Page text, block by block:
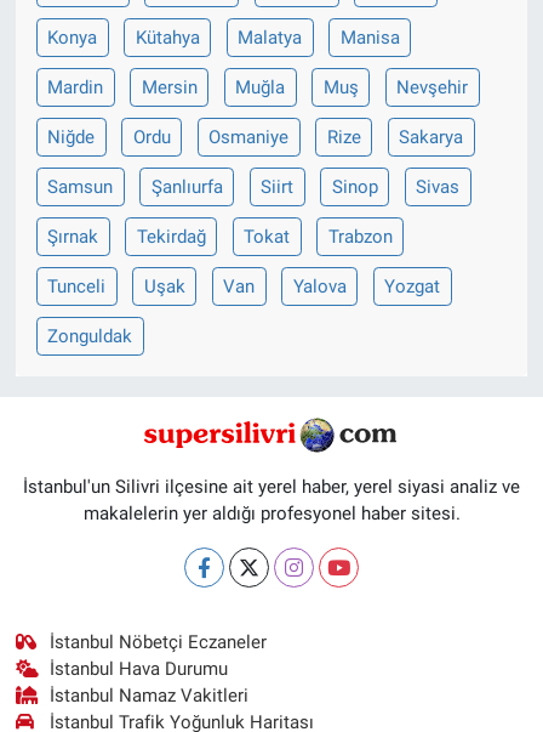
Konya Kütahya Malatya Manisa
Mardin Mersin Muğla Muş Nevşehir
Niğde Ordu Osmaniye Rize Sakarya
Samsun Şanlıurfa Siirt Sinop Sivas
Şırnak Tekirdağ Tokat Trabzon
Tunceli Uşak Van Yalova Yozgat
Zonguldak
İstanbul'un Silivri ilçesine ait yerel haber, yerel siyasi analiz ve
makalelerin yer aldığı profesyonel haber sitesi.
İstanbul Nöbetçi Eczaneler
İstanbul Hava Durumu
İstanbul Namaz Vakitleri
İstanbul Trafik Yoğunluk Haritası